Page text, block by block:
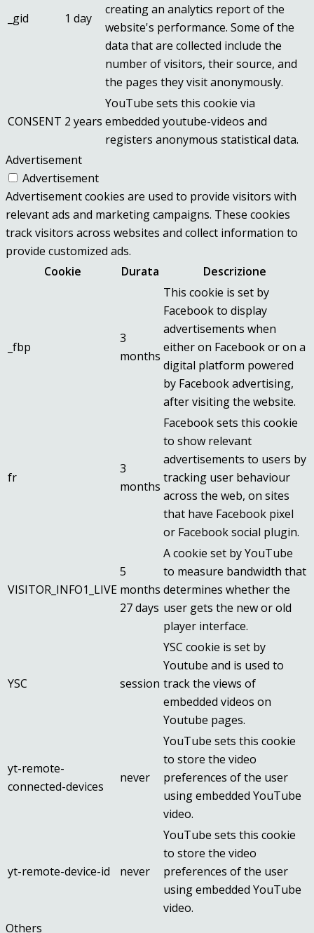
_gid 1 day
creating an analytics report of the
website's performance. Some of the
data that are collected include the
number of visitors, their source, and
the pages they visit anonymously.
CONSENT 2 years
YouTube sets this cookie via
embedded youtube-videos and
registers anonymous statistical data.
Advertisement
Advertisement
Advertisement cookies are used to provide visitors with
relevant ads and marketing campaigns. These cookies
track visitors across websites and collect information to
provide customized ads.
Cookie
Durata Descrizione
_fbp
3
months
This cookie is set by
Facebook to display
advertisements when
either on Facebook or on a
digital platform powered
by Facebook advertising,
after visiting the website.
fr
3
months
Facebook sets this cookie
to show relevant
advertisements to users by
tracking user behaviour
across the web, on sites
that have Facebook pixel
or Facebook social plugin.
VISITOR_INFO1_LIVE
5
months
27 days
A cookie set by YouTube
to measure bandwidth that
determines whether the
user gets the new or old
player interface.
YSC session
YSC cookie is set by
Youtube and is used to
track the views of
embedded videos on
Youtube pages.
yt-remote-
connected-devices
never
YouTube sets this cookie
to store the video
preferences of the user
using embedded YouTube
video.
yt-remote-device-id never
YouTube sets this cookie
to store the video
preferences of the user
using embedded YouTube
video.
Others